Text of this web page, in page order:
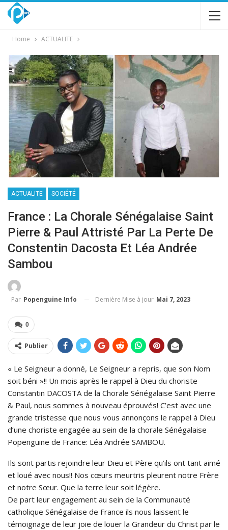
Home ACTUALITE
ACTUALITE SOCIÉTÉ
France : La Chorale Sénégalaise Saint
Pierre & Paul Attristé Par La Perte De
Constentin Dacosta Et Léa Andrée
Sambou
Par Popenguine Info Dernière Mise à jour Mai 7, 2023
0
Publier
« Le Seigneur a donné, Le Seigneur a repris, que son Nom
soit béni »!! Un mois après le rappel à Dieu du choriste
Constantin DACOSTA de la Chorale Sénégalaise Saint Pierre
& Paul, nous sommes à nouveau éprouvés! C’est avec une
grande tristesse que nous vous annonçons le rappel à Dieu
d’une choriste engagée au sein de la chorale Sénégalaise
Popenguine de France: Léa Andrée SAMBOU.
Ils sont partis rejoindre leur Dieu et Père qu’ils ont tant aimé
et loué avec nous!! Nos cœurs meurtris pleurent notre Frère
et notre Sœur. Que la terre leur soit légère.
De part leur engagement au sein de la Communauté
catholique Sénégalaise de France ils nous laissent le
témoignage de leur joie de louer la Grandeur du Christ par le